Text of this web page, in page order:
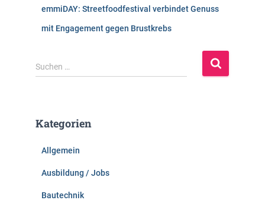
emmiDAY: Streetfoodfestival verbindet Genuss
mit Engagement gegen Brustkrebs
S
u
n
Suchen …
Kategorien
Allgemein
Ausbildung / Jobs
Bautechnik